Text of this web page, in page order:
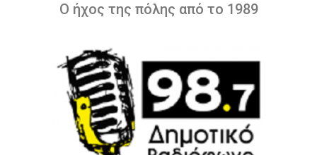
Ο ήχος της πόλης από το 1989